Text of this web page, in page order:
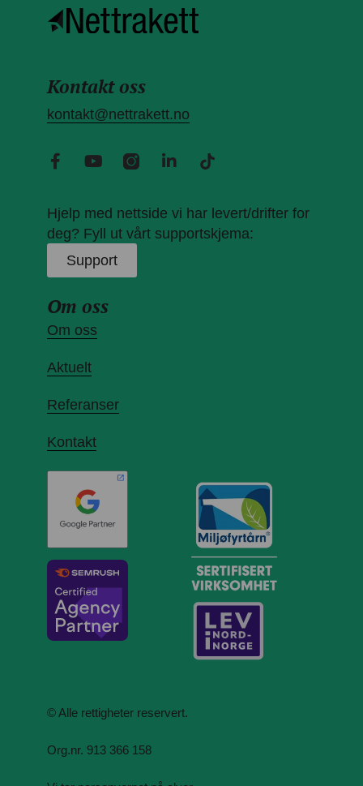
Kontakt oss
kontakt@nettrakett.no
Hjelp med nettside vi har levert/drifter for
deg? Fyll ut vårt supportskjema:
Support
Om oss
Om oss
Aktuelt
Referanser
Kontakt
© Alle rettigheter reservert.
Org.nr. 913 366 158